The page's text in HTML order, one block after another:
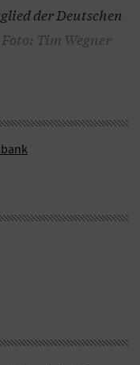
der Deutschen
Foto: Tim Wegner